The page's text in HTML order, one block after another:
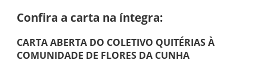
Confira a carta na íntegra:
CARTA ABERTA DO COLETIVO QUITÉRIAS À
COMUNIDADE DE FLORES DA CUNHA